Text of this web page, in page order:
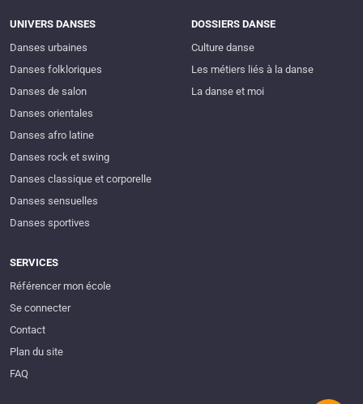
UNIVERS DANSES
Danses urbaines
Danses folkloriques
Danses de salon
Danses orientales
Danses afro latine
Danses rock et swing
Danses classique et corporelle
Danses sensuelles
Danses sportives
DOSSIERS DANSE
Culture danse
Les métiers liés à la danse
La danse et moi
SERVICES
Référencer mon école
Se connecter
Contact
Plan du site
FAQ